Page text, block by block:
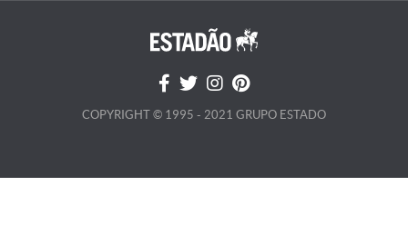
COPYRIGHT © 1995 - 2021 GRUPO ESTADO